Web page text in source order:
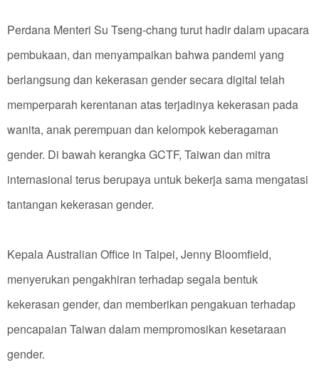
Perdana Menteri Su Tseng-chang turut hadir dalam upacara
pembukaan, dan menyampaikan bahwa pandemi yang
berlangsung dan kekerasan gender secara digital telah
memperparah kerentanan atas terjadinya kekerasan pada
wanita, anak perempuan dan kelompok keberagaman
gender. Di bawah kerangka GCTF, Taiwan dan mitra
internasional terus berupaya untuk bekerja sama mengatasi
tantangan kekerasan gender.
Kepala Australian Office in Taipei, Jenny Bloomfield,
menyerukan pengakhiran terhadap segala bentuk
kekerasan gender, dan memberikan pengakuan terhadap
pencapaian Taiwan dalam mempromosikan kesetaraan
gender.